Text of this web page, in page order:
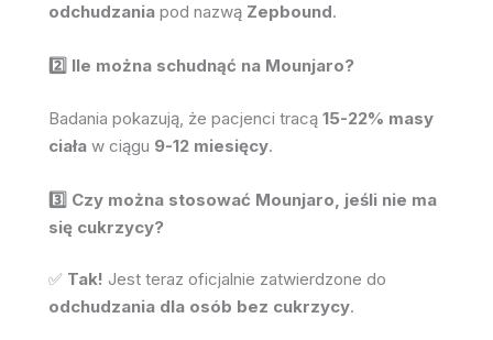
odchudzania pod nazwą Zepbound.
2️⃣ Ile można schudnąć na Mounjaro?
Badania pokazują, że pacjenci tracą 15-22% masy
ciała w ciągu 9-12 miesięcy.
3️⃣ Czy można stosować Mounjaro, jeśli nie ma
się cukrzycy?
✅ Tak! Jest teraz oficjalnie zatwierdzone do
odchudzania dla osób bez cukrzycy.